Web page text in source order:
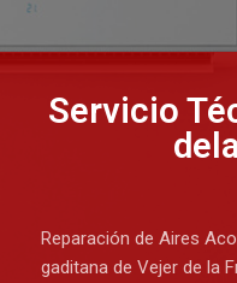
Servicio
Reparación de Aires
gaditana de Vejer de la